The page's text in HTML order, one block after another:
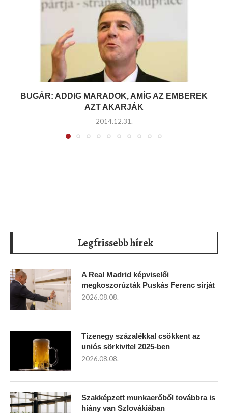
BUGÁR: ADDIG MARADOK, AMÍG AZ EMBEREK
AZT AKARJÁK
2014.12.31.
Legfrissebb hírek
A Real Madrid képviselői
megkoszorúzták Puskás Ferenc sírját
2026.08.08.
Tizenegy százalékkal csökkent az
uniós sörkivitel 2025-ben
2026.08.08.
Szakképzett munkaerőből továbbra is
hiány van Szlovákiában